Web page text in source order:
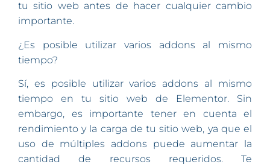
tu sitio web antes de hacer cualquier cambio
importante.
¿Es posible utilizar varios addons al mismo
tiempo?
Sí, es posible utilizar varios addons al mismo
tiempo en tu sitio web de Elementor. Sin
embargo, es importante tener en cuenta el
rendimiento y la carga de tu sitio web, ya que el
uso de múltiples addons puede aumentar la
cantidad de recursos requeridos. Te